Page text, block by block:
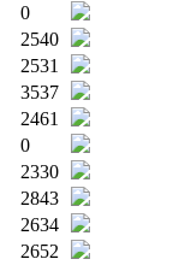
0
2540
2531
3537
2461
0
2330
2843
2634
2652